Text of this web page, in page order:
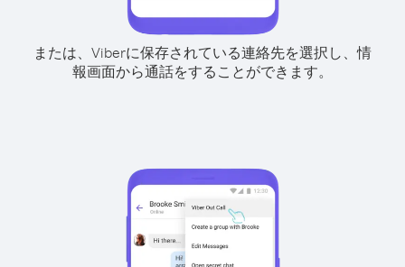
または、Viberに保存されている連絡先を選択し、情
報画面から通話をすることができます。